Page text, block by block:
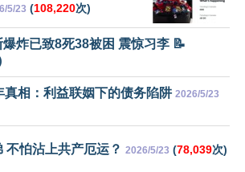
5/23 (108,220次)
炸已致8死38被困 震惊习李 📝
真相：利益联姻下的债务陷阱 2026/5/23
不怕沾上共产厄运？ 2026/5/23 (78,039次)